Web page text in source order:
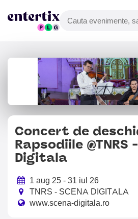
Concert de
Rapsodiile @TNRS
Digitala
1 aug 25 - 31 iul 26
TNRS - SCENA DIGITALA
www.scena-digitala.ro